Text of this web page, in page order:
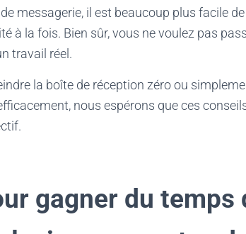
messagerie, il est beaucoup plus facile
à la fois. Bien sûr, vous ne voulez pas
travail réel.
la boîte de réception zéro ou
nous espérons que ces
gagner du temps